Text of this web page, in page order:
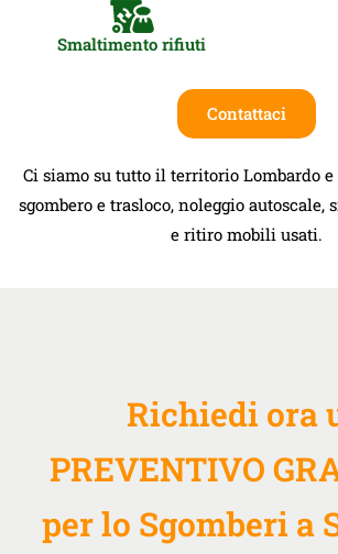
Smaltimento rifiuti
Contattaci
Ci siamo su tutto il territorio Lombardo
sgombero e trasloco, noleggio
e ritiro mobili usati.
Richiedi ora
PREVENTIVO
per lo Sgomberi a